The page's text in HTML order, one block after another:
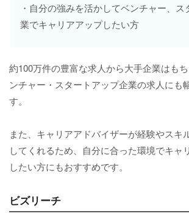
・自分の強みを活かしてベンチャー、ス
業でキャリアアップしたい方
約100万件の豊富な求人から大手企業はも
ンチャー・スタートアップ企業の求人にも
す。
また、キャリアアドバイザーが経験やスキ
してくれるため、自分に合った環境でキャ
したい方にもおすすめです。
ビズリーチ